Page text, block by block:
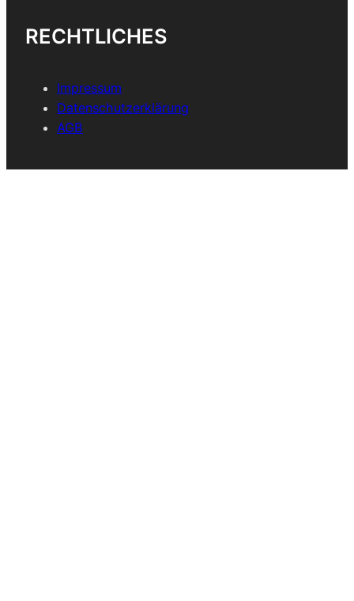
RECHTLICHES
Impressum
Datenschutzerklärung
AGB